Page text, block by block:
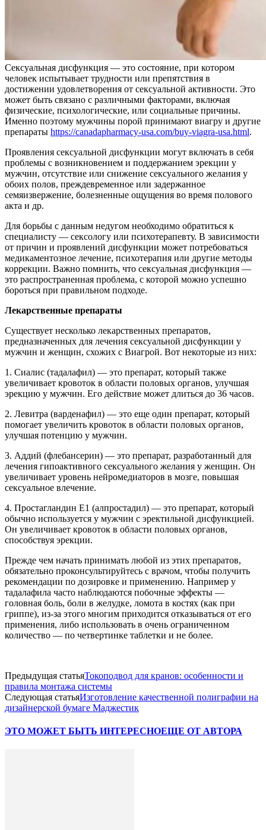
Сексуальная дисфункция — это состояние, при котором
человек испытывает трудности или препятствия в
достижении удовлетворения от сексуальной активности. Это
может быть связано с различными факторами, включая
физические, психологические, или социальные причины.
Именно поэтому мужчины порой принимают виагру и другие
препараты https://canadapharmacy-usa.com/buy-viagra-usa.html.
Проявления сексуальной дисфункции могут включать в себя
проблемы с возникновением и поддержанием эрекции у
мужчин, отсутствие или снижение сексуального желания у
обоих полов, преждевременное или задержанное
семяизвержение, болезненные ощущения во время полового
акта и др.
Для борьбы с данным недугом необходимо обратиться к
специалисту — сексологу или психотерапевту. В зависимости
от причин и проявлений дисфункции может потребоваться
медикаментозное лечение, психотерапия или другие методы
коррекции. Важно помнить, что сексуальная дисфункция —
это распространенная проблема, с которой можно успешно
бороться при правильном подходе.
Лекарственные препараты
Существует несколько лекарственных препаратов,
предназначенных для лечения сексуальной дисфункции у
мужчин и женщин, схожих с Виагрой. Вот некоторые из них:
1. Сиалис (тадалафил) — это препарат, который также
увеличивает кровоток в области половых органов, улучшая
эрекцию у мужчин. Его действие может длиться до 36 часов.
2. Левитра (варденафил) — это еще один препарат, который
помогает увеличить кровоток в области половых органов,
улучшая потенцию у мужчин.
3. Аддий (флебансерин) — это препарат, разработанный для
лечения гипоактивного сексуального желания у женщин. Он
увеличивает уровень нейромедиаторов в мозге, повышая
сексуальное влечение.
4. Простагландин Е1 (алпростадил) — это препарат, который
обычно используется у мужчин с эректильной дисфункцией.
Он увеличивает кровоток в области половых органов,
способствуя эрекции.
Прежде чем начать принимать любой из этих препаратов,
обязательно проконсультируйтесь с врачом, чтобы получить
рекомендации по дозировке и применению. Например у
тадалафила часто наблюдаются побочные эффекты —
головная боль, боли в желудке, ломота в костях (как при
гриппе), из-за этого многим приходится отказываться от его
применения, либо использовать в очень ограниченном
количество — по четвертинке таблетки и не более.
Предыдущая статьяТокоподвод для кранов: особенности и
правила монтажа системы
Следующая статьяИзготовление качественной полиграфии на
дизайнерской бумаге Маджестик
ЭТО МОЖЕТ БЫТЬ ИНТЕРЕСНОЕЩЕ ОТ АВТОРА